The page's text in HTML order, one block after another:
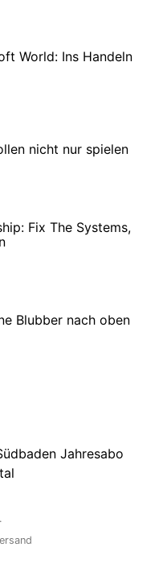
World: Ins Handeln
nicht nur spielen
Fix The Systems,
Blubber nach oben
Jahresabo